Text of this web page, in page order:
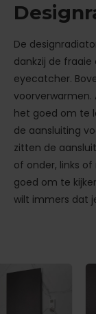
De
dankzij de
eyecatcher.
voorverwarmen.
het goed om te
de aansluiting
zitten de
of onder, links
goed om te
wilt immers dat